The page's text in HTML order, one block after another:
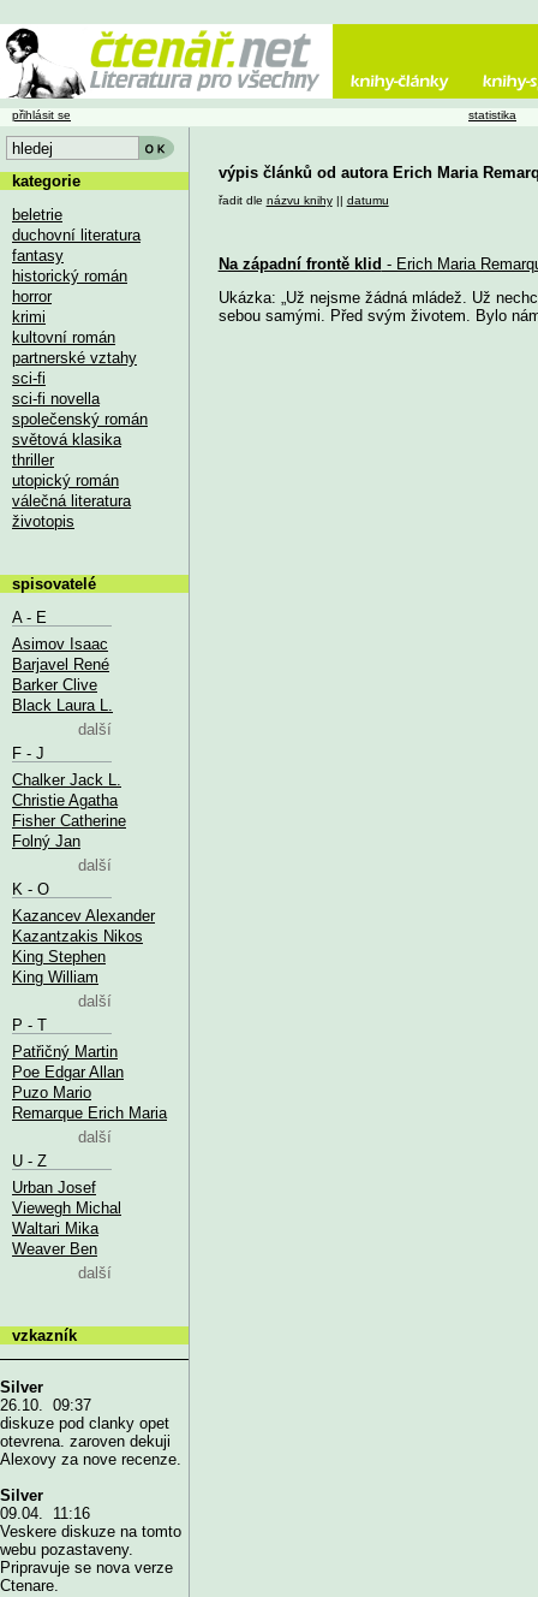
výpis článků od autora Erich Maria
řadit dle názvu knihy|| datumu
Na západní frontě klid - Erich Maria
Ukázka: „Už nejsme žádná mládež. Už
sebou samými. Před svým životem. Bylo
přihlásit se statistika
kategorie
beletrie
duchovní literatura
fantasy
historický román
horror
krimi
kultovní román
partnerské vztahy
sci-fi
sci-fi novella
společenský román
světová klasika
thriller
utopický román
válečná literatura
životopis
spisovatelé
A - E
Asimov Isaac
Barjavel René
Barker Clive
Black Laura L.
další
F - J
Chalker Jack L.
Christie Agatha
Fisher Catherine
Folný Jan
další
K - O
Kazancev Alexander
Kazantzakis Nikos
King Stephen
King William
další
P - T
Patřičný Martin
Poe Edgar Allan
Puzo Mario
Remarque Erich Maria
další
U - Z
Urban Josef
Viewegh Michal
Waltari Mika
Weaver Ben
další
vzkazník
Silver
26.10. 09:37
diskuze pod clanky opet
otevrena. zaroven dekuji
Alexovy za nove recenze.
Silver
09.04. 11:16
Veskere diskuze na tomto
webu pozastaveny.
Pripravuje se nova verze
Ctenare.